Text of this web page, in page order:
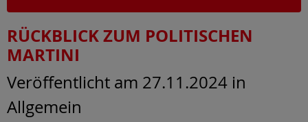
RÜCKBLICK ZUM POLITISCHEN
MARTINI
Veröffentlicht am 27.11.2024 in
Allgemein